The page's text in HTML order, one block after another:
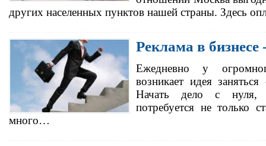
других населенных пунктов нашей страны. Здесь
Реклама в бизнесе
Ежедневно у
возникает идея
Начать дело с нуля,
потребуется не только
много…